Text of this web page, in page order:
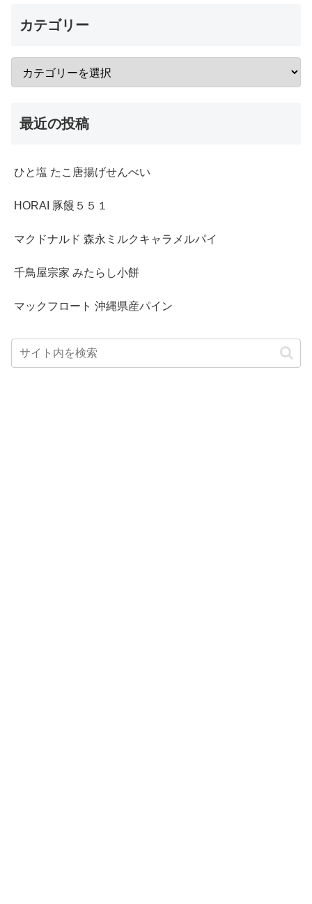
カテゴリー
最近の投稿
ひと塩 たこ唐揚げせんべい
HORAI 豚饅５５１
マクドナルド 森永ミルクキャラメルパイ
千鳥屋宗家 みたらし小餅
マックフロート 沖縄県産パイン